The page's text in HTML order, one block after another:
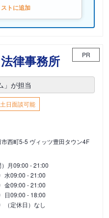
トに追加
律事務所 PR
」が担当
土日面談可能
西町5-5 ヴィッツ豊田タウン4F
月09:00 - 21:00
水09:00 - 21:00
金09:00 - 21:00
日09:00 - 18:00
（定休日）なし